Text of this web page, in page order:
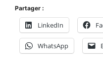
Partager :
LinkedIn
WhatsApp